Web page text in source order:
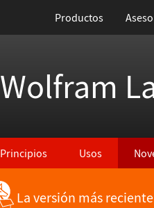
Productos
Wolfram
Principios Usos
La versión más